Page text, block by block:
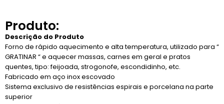
Produto:
Descrição do Produto
Forno de rápido aquecimento e alta temperatura, utilizado para “
GRATINAR “ e aquecer massas, carnes em geral e pratos
quentes, tipo: feijoada, strogonofe, escondidinho, etc.
Fabricado em aço inox escovado
Sistema exclusivo de resistências espirais e porcelana na parte
superior